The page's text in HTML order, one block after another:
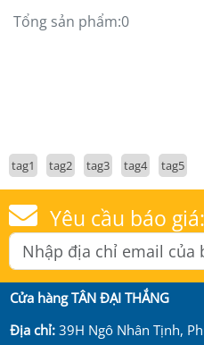
Tổng sản phẩm:0
tag1 tag2 tag3 tag4 tag5
Yêu cầu báo giá:
Cửa hàng TÂN ĐẠI THẮNG
Địa chỉ:39H Ngô Nhân Tịnh,